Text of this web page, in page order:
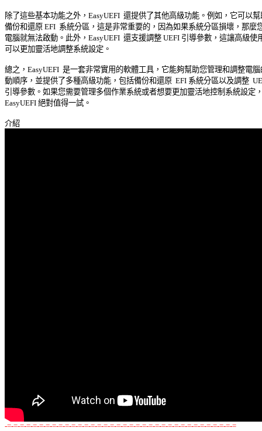
除了這些基本功能之外，EasyUEFI  還提供了其他高級功能。例如，它可以
備份和還原 EFI  系統分區，這是非常重要的，因為如果系統分區損壞，那麼
電腦就無法啟動。此外，EasyUEFI  還支援調整 UEFI 引導參數，這讓高級使
可以更加靈活地調整系統設定。
總之，EasyUEFI  是一套非常實用的軟體工具，它能夠幫助您管理和調整電
動順序，並提供了多種高級功能，包括備份和還原  EFI 系統分區以及調整
引導參數。如果您需要管理多個作業系統或者想要更加靈活地控制系統設定
EasyUEFI 絕對值得一試。
-=-=-=-=-=-=-=-=-=-=-=-=-=-=-=-=-=-=-=-=-=-=-=-=-=-=-=-=-=-=-=-=-=-=-=-=